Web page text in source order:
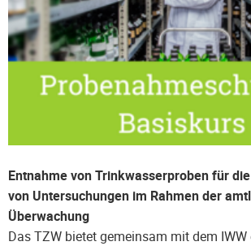
Entnahme von Trinkwasserproben für
von Untersuchungen im Rahmen der
Überwachung
Das TZW bietet gemeinsam mit dem